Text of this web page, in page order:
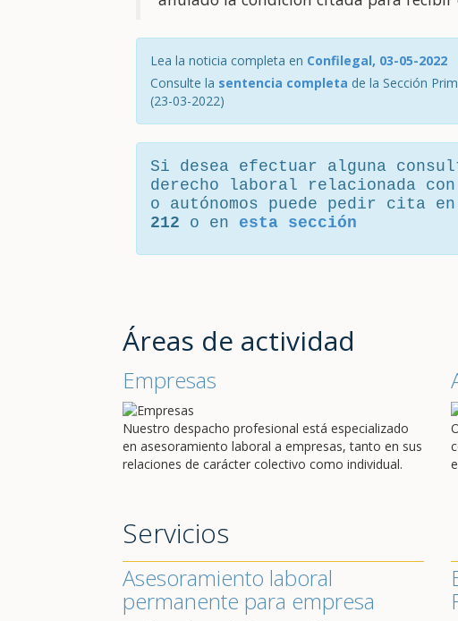
Lea la noticia completa en Confilegal, 03-05-2022
Consulte la sentencia completa de la Sección
(23-03-2022)
Si desea efectuar alguna
derecho laboral relacionada
o autónomos puede pedir cita
212 o en esta sección
Áreas de actividad
Empresas
Nuestro despacho profesional está especializado
en asesoramiento laboral a empresas, tanto en sus
relaciones de carácter colectivo como individual.
Servicios
Asesoramiento laboral
permanente para empresa